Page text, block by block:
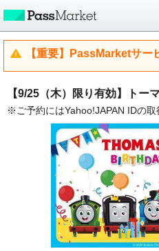
【重要】PassMarketサー
【9/25（木）限り有効】トー
※ご予約にはYahoo!JAPAN IDの取